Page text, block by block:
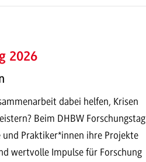
2026
dabei helfen, Krisen
Beim DHBW Forschungstag
und Praktiker*innen ihre Projekte
wertvolle Impulse für Forschung